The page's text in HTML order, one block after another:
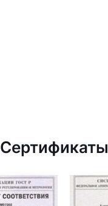
Сертификаты